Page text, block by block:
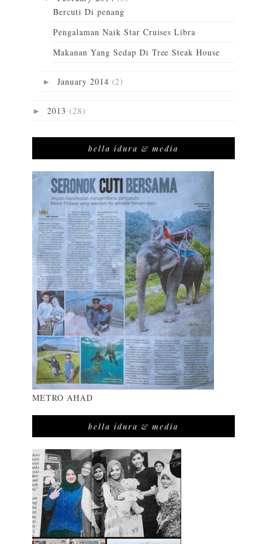
Bercuti Di penang
Pengalaman Naik Star Cruises Libra
Makanan Yang Sedap Di Tree Steak House
► January 2014 (2)
► 2013 (28)
bella idura & media
METRO AHAD
bella idura & media